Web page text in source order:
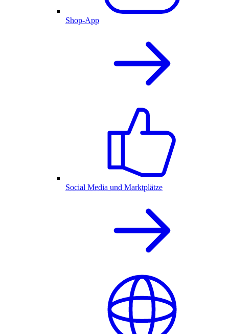
Shop-App
Social Media und Marktplätze